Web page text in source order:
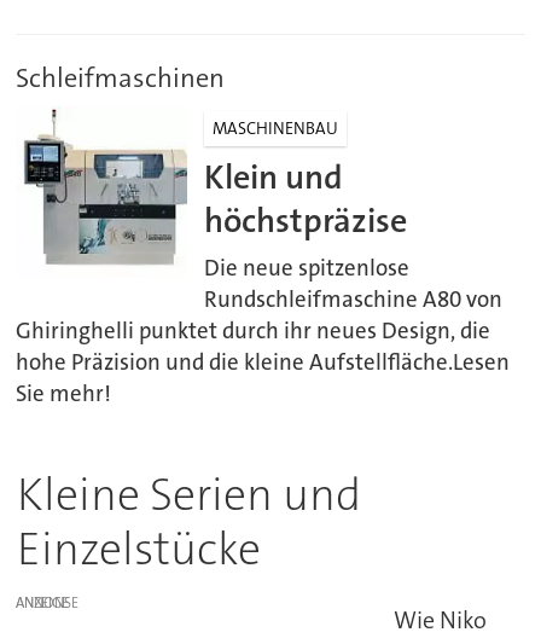
Schleifmaschinen
MASCHINENBAU
Klein und
höchstpräzise
Die neue spitzenlose
Rundschleifmaschine A80 von
Ghiringhelli punktet durch ihr neues Design, die
hohe Präzision und die kleine Aufstellfläche.Lesen
Sie mehr!
Kleine Serien und
Einzelstücke
ANZEIGE
Wie Niko